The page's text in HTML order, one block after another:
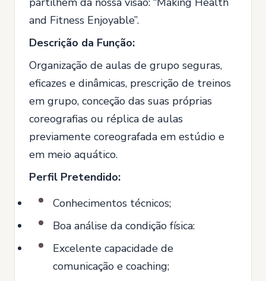
and Fitness Enjoyable”.
Descrição da Função:
Organização de aulas de grupo seguras,
eficazes e dinâmicas, prescrição de treinos
em grupo, conceção das suas próprias
coreografias ou réplica de aulas
previamente coreografada em estúdio e
em meio aquático.
Perfil Pretendido:
Conhecimentos técnicos;
Boa análise da condição física:
Excelente capacidade de
comunicação e coaching;